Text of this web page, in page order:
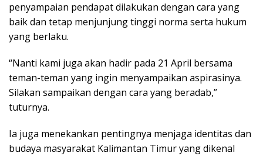
penyampaian pendapat dilakukan dengan cara yang
baik dan tetap menjunjung tinggi norma serta hukum
yang berlaku.
“Nanti kami juga akan hadir pada 21 April bersama
teman-teman yang ingin menyampaikan aspirasinya.
Silakan sampaikan dengan cara yang beradab,”
tuturnya.
Ia juga menekankan pentingnya menjaga identitas dan
budaya masyarakat Kalimantan Timur yang dikenal